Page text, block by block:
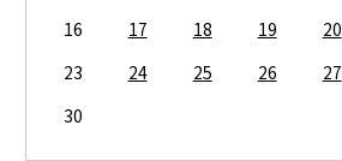
16
17 18 19 20
23
24 25 26 27
30